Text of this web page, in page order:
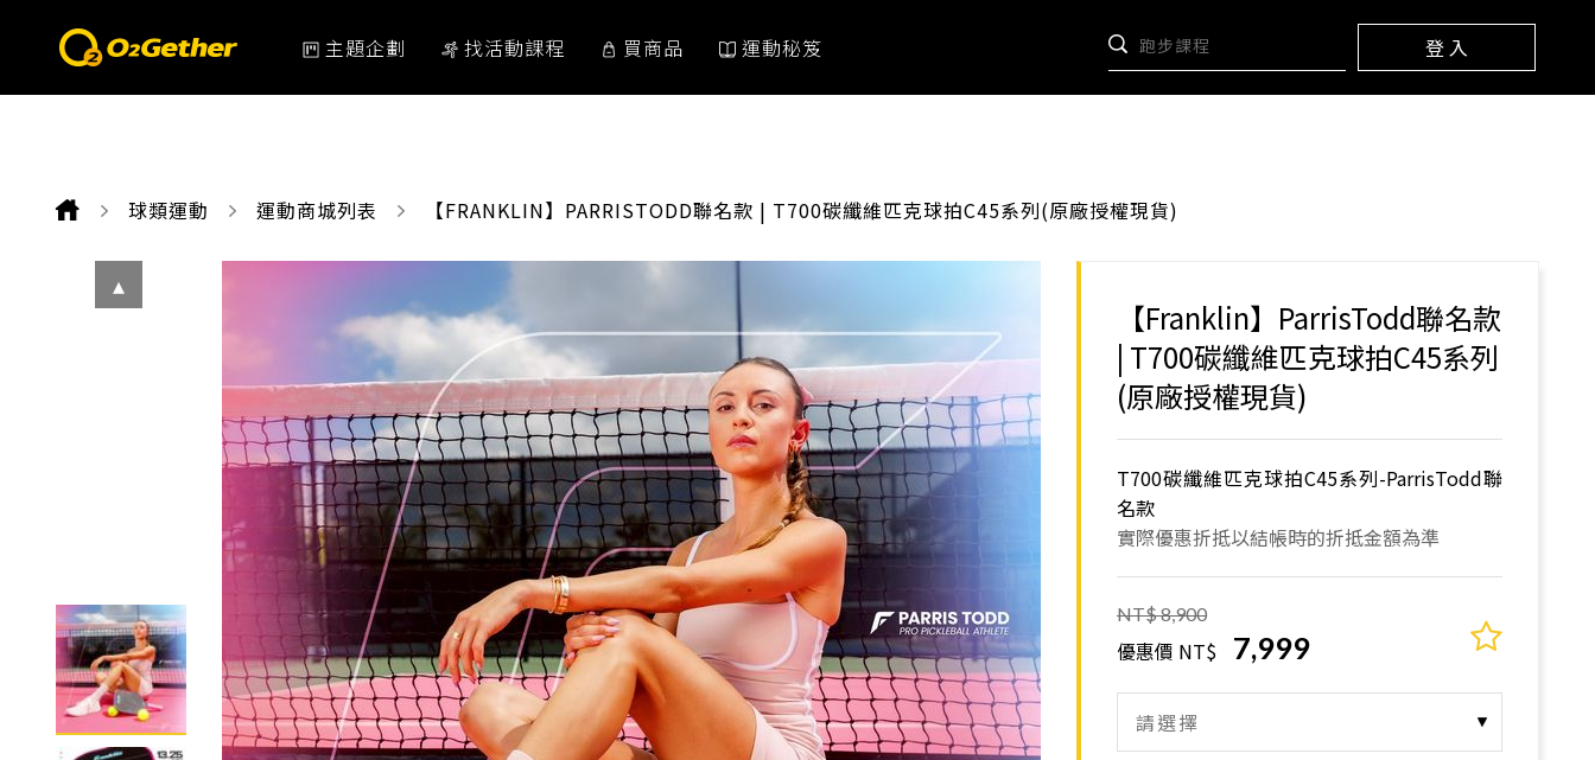
主題企劃 找活動課程 買商品 運動秘笈 登 入
球類運動 運動商城列表 CURRENT:
【FRANKLIN】PARRISTODD聯名款 | T700碳纖維匹克球拍C45系列(原廠授權現貨)
【Franklin】ParrisTodd聯名款
| T700碳纖維匹克球拍C45系列
(原廠授權現貨)
T700碳纖維匹克球拍C45系列-ParrisTodd聯
名款
實際優惠折抵以結帳時的折抵金額為準
NT$ 8,900
優惠價 NT$ 7,999